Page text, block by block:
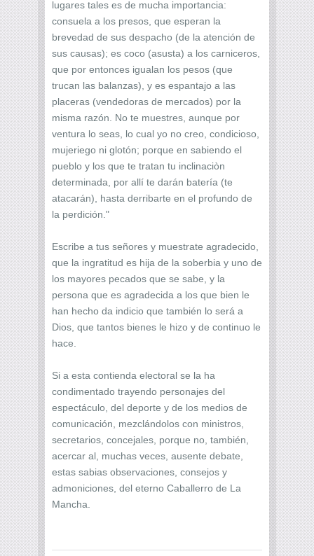
lugares tales es de mucha importancia:
consuela a los presos, que esperan la
brevedad de sus despacho (de la atención de
sus causas); es coco (asusta) a los carniceros,
que por entonces igualan los pesos (que
trucan las balanzas), y es espantajo a las
placeras (vendedoras de mercados) por la
misma razón. No te muestres, aunque por
ventura lo seas, lo cual yo no creo, condicioso,
mujeriego ni glotón; porque en sabiendo el
pueblo y los que te tratan tu inclinaciòn
determinada, por allí te darán batería (te
atacarán), hasta derribarte en el profundo de
la perdición."
Escribe a tus señores y muestrate agradecido,
que la ingratitud es hija de la soberbia y uno de
los mayores pecados que se sabe, y la
persona que es agradecida a los que bien le
han hecho da indicio que también lo será a
Dios, que tantos bienes le hizo y de continuo le
hace.
Si a esta contienda electoral se la ha
condimentado trayendo personajes del
espectáculo, del deporte y de los medios de
comunicación, mezclándolos con ministros,
secretarios, concejales, porque no, también,
acercar al, muchas veces, ausente debate,
estas sabias observaciones, consejos y
admoniciones, del eterno Caballerro de La
Mancha.